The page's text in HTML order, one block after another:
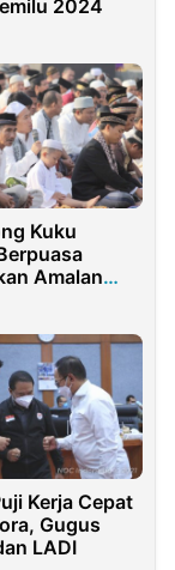
2024
Kuku
Amalan
Kerja Cepat
Gugus
LADI